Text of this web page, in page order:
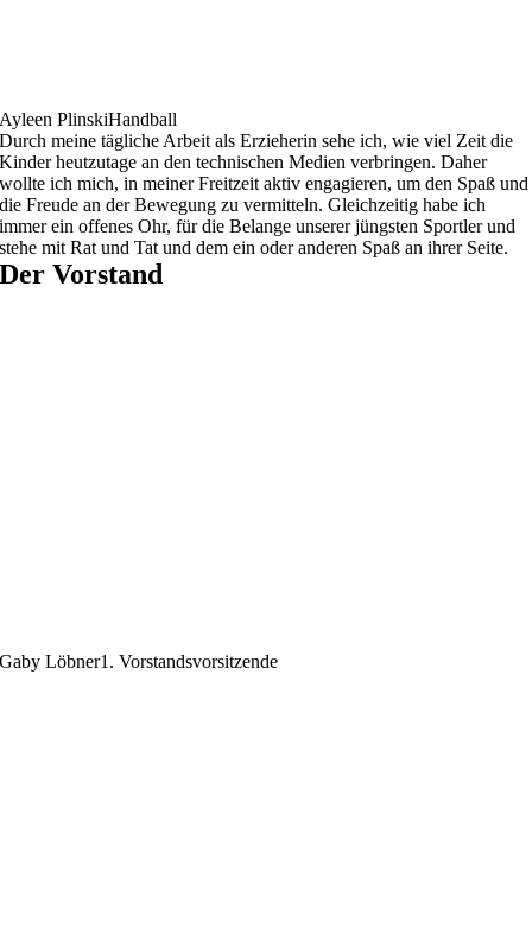
Ayleen PlinskiHandball
Durch meine tägliche Arbeit als Erzieherin sehe ich, wie viel Zeit die
Kinder heutzutage an den technischen Medien verbringen. Daher
wollte ich mich, in meiner Freitzeit aktiv engagieren, um den Spaß und
die Freude an der Bewegung zu vermitteln. Gleichzeitig habe ich
immer ein offenes Ohr, für die Belange unserer jüngsten Sportler und
stehe mit Rat und Tat und dem ein oder anderen Spaß an ihrer Seite.
Der Vorstand
Gaby Löbner1. Vorstandsvorsitzende